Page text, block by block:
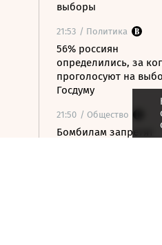
выборы
21:53 / Политика
56% россиян
определились, за
проголосуют на
Госдуму
21:50 / Общество
Бомбилам запретят